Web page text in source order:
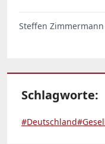
Steffen Zimmermann
Schlagworte:
#Deutschland